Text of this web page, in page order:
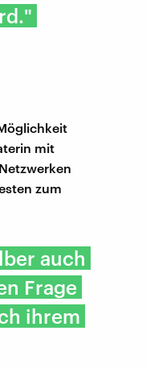
mit
zum
auch
Frage
ihrem